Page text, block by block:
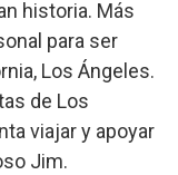
historia. Más
para ser
Los Ángeles.
de Los
viajar y apoyar
Jim.